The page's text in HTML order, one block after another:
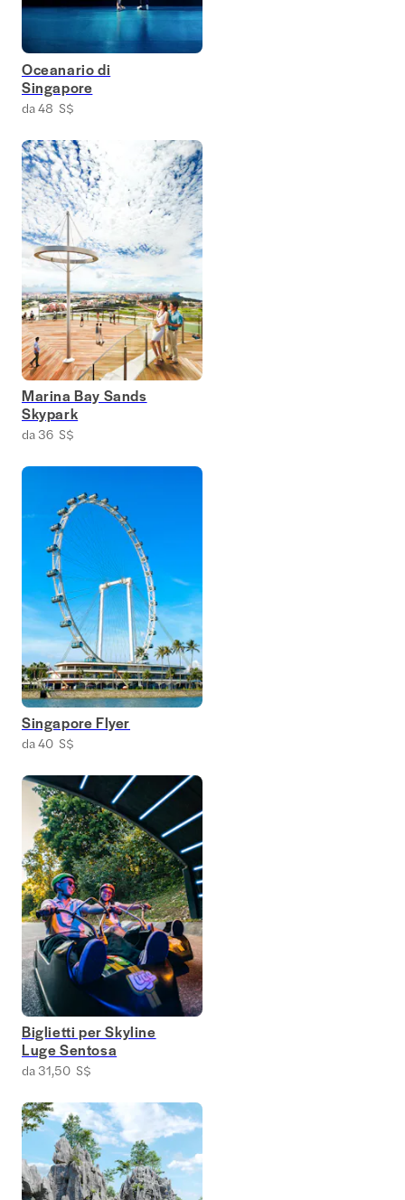
Oceanario di
Singapore
da 48 S$
Marina Bay Sands
Skypark
da 36 S$
Singapore Flyer
da 40 S$
Biglietti per Skyline
Luge Sentosa
da 31,50 S$